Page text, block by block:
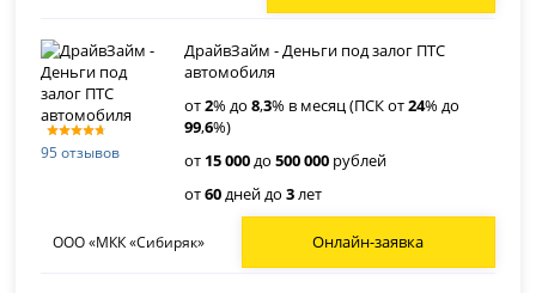
95 отзывов
ДрайвЗайм - Деньги под залог ПТС
автомобиля
от2% до8,3% в месяц (ПСК от24% до
99,6%)
от 15 000до500 000 рублей
от60дней до3лет
ООО «МКК «Сибиряк» Онлайн-заявка